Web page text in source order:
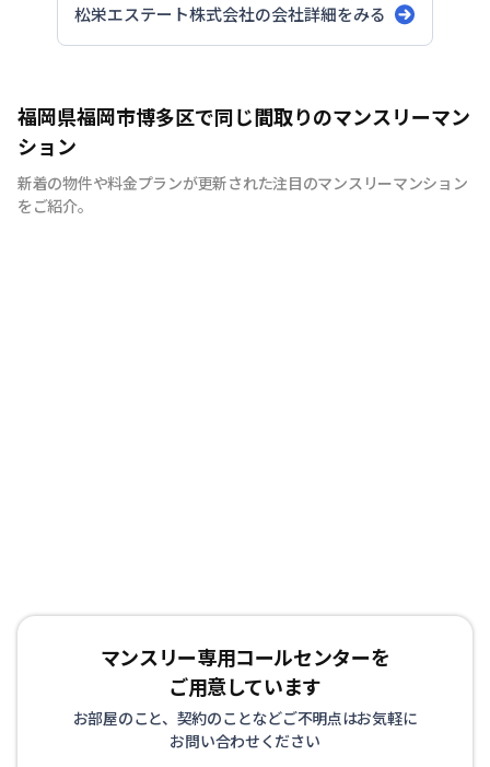
松栄エステート株式会社の会社詳細をみる
福岡県福岡市博多区で同じ間取りのマンスリーマン
ション
新着の物件や料金プランが更新された注目のマンスリーマンション
をご紹介。
マンスリー専用コールセンターを
ご用意しています
お部屋のこと、契約のことなどご不明点はお気軽に
お問い合わせください